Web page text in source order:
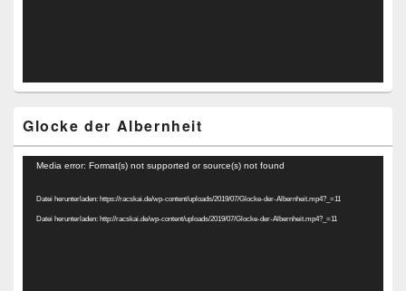
Glocke der Albernheit
Video-
Media error: Format(s) not supported or source(s) not found
Datei herunterladen: https://racskai.de/wp-content/uploads/2019/07/Glocke-der-Albernheit.mp4?_=11
Datei herunterladen: http://racskai.de/wp-content/uploads/2019/07/Glocke-der-Albernheit.mp4?_=11